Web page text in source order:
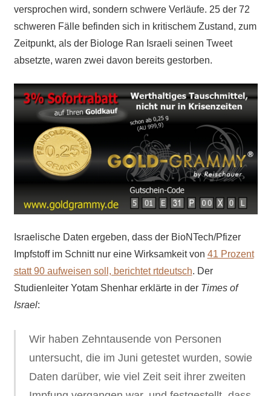
versprochen wird, sondern schwere Verläufe. 25 der 72
schweren Fälle befinden sich in kritischem Zustand, zum
Zeitpunkt, als der Biologe Ran Israeli seinen Tweet
absetzte, waren zwei davon bereits gestorben.
Israelische Daten ergeben, dass der BioNTech/Pfizer
Impfstoff im Schnitt nur eine Wirksamkeit von 41 Prozent
statt 90 aufweisen soll, berichtet rtdeutsch. Der
Studienleiter Yotam Shenhar erklärte in der Times of
Israel:
Wir haben Zehntausende von Personen
untersucht, die im Juni getestet wurden, sowie
Daten darüber, wie viel Zeit seit ihrer zweiten